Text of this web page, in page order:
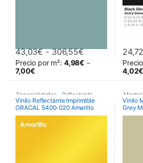
43,03€ - 306,55€Rango de
Precio por m²: 4,98€ –
7,00€
Este producto tiene múltiples
4,02€
Este
Especialidades Reflectante
Vinilos De Corte
Vinilo Reflectante Imprimible
ORACAL 5400-020 Amarillo
Vinilo
Grey